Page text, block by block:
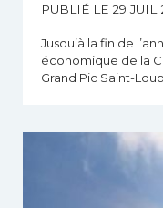
PUBLIÉ LE 29 JUIL
Jusqu’à la fin de
économique de la
Grand Pic Saint-